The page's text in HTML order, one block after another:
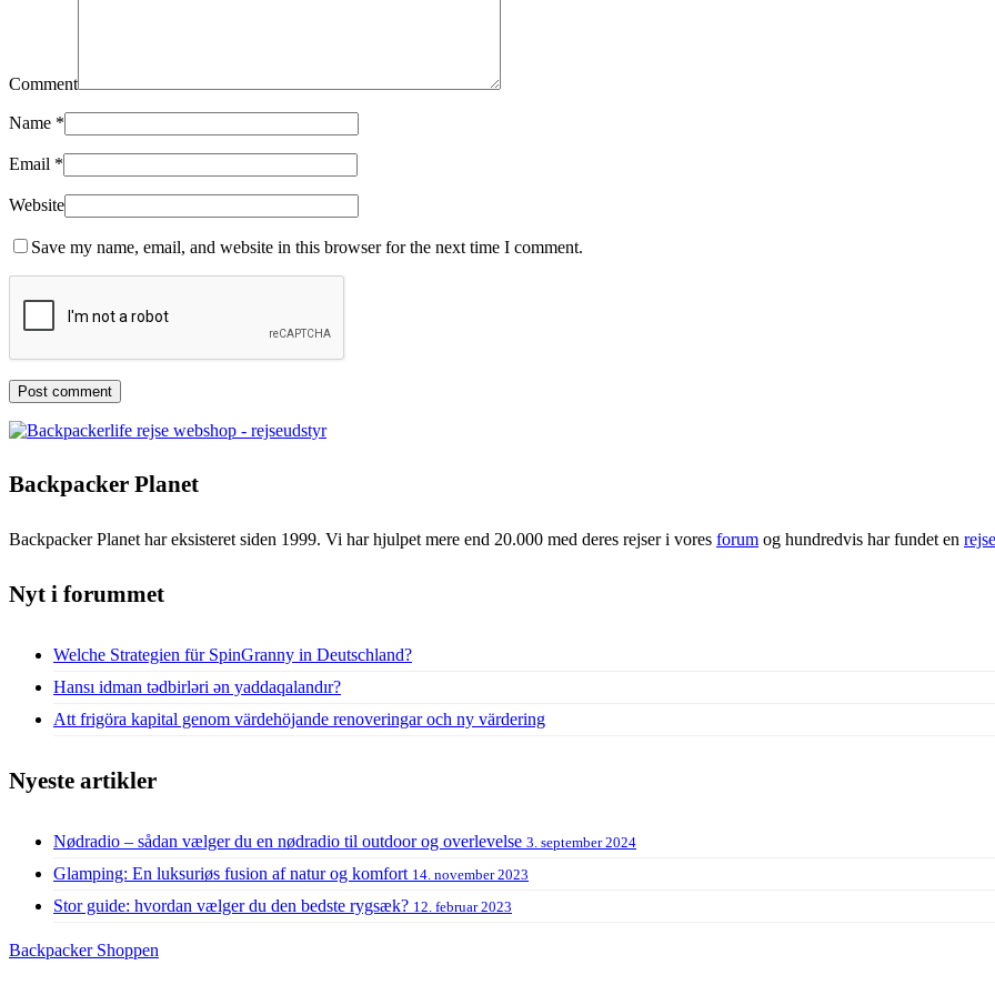
Comment
Name *
Email *
Website
Save my name, email, and website in this browser for the next time I comment.
Backpacker Planet
Backpacker Planet har eksisteret siden 1999. Vi har hjulpet mere end 20.000 med deres rejser i vores forum og hundredvis har fundet en
Nyt i forummet
Welche Strategien für SpinGranny in Deutschland?
Hansı idman tədbirləri ən yaddaqalandır?
Att frigöra kapital genom värdehöjande renoveringar och ny värdering
Nyeste artikler
Nødradio – sådan vælger du en nødradio til outdoor og overlevelse 3. september 2024
Glamping: En luksuriøs fusion af natur og komfort 14. november 2023
Stor guide: hvordan vælger du den bedste rygsæk? 12. februar 2023
Backpacker Shoppen